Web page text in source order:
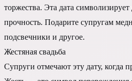
торжества. Эта дата символизирует
прочность. Подарите супругам
подсвечники и другое.
Жестяная свадьба
Супруги отмечают эту дату, когда